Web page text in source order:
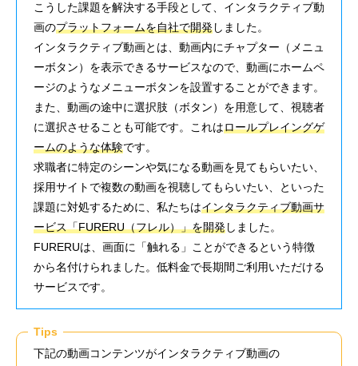
こうした課題を解決する手段として、インタラクティブ動
画のプラットフォームを自社で開発しました。
インタラクティブ動画とは、動画内にチャプター（メニュ
ーボタン）を表示できるサービスなので、動画にホームペ
ージのようなメニューボタンを設置することができます。
また、動画の途中に選択肢（ボタン）を用意して、視聴者
に選択させることも可能です。これはロールプレイングゲ
ームのような体験です。
求職者に特定のシーンや気になる動画を見てもらいたい、
採用サイトで複数の動画を視聴してもらいたい、といった
課題に対処するために、私たちはインタラクティブ動画サ
ービス「FURERU（フレル）」を開発しました。
FURERUは、画面に「触れる」ことができるという特徴
から名付けられました。低料金で長期間ご利用いただける
サービスです。
Tips
下記の動画コンテンツがインタラクティブ動画の